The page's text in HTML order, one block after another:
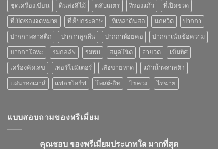
ยม
ที่
คุณ
เลือก
ชุดเครื่องเขียน ดินสอสีไม้ ตลับเมตร ที่รองแก้ว ที่เปิดขวด
ที่เปิดซองจดหมาย ที่เย็บกระดาษ ที่เหลาดินสอ นกหวีด ปากกา
ปากกาพลาสติก ปากกาลูกลื่น ปากกาห้อยคอ ปากกาเน้นข้อความ
ปากกาโลหะ ร่มกอล์ฟ ร่มพับ สมุดโน๊ต สายวัด เข็มทิศ
เครื่องคิดเลข เทอร์โมมิเตอร์ เสื่อชายหาด แก้วน้ำพลาสติก
แผ่นรองเมาส์ แฟลชไดร์ฟ โพสต์-อิท ไขควง ไฟฉาย
แบบสอบถามของพรีเมี่ยม
คุณชอบ ของพรีเมี่ยมประเภทใด มากที่สุด